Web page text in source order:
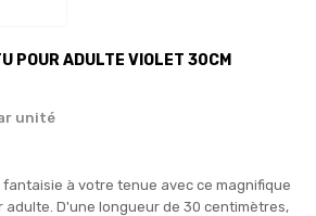
POUR ADULTE VIOLET 30CM
unité
à votre tenue avec ce magnifique
D'une longueur de 30 centimètres,